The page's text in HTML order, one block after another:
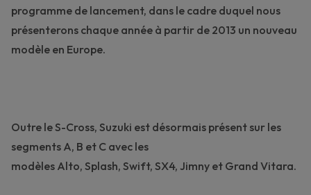
programme de lancement, dans le cadre duquel nous
présenterons chaque année à partir de 2013 un nouveau
modèle en Europe.
Outre le S-Cross, Suzuki est désormais présent sur les
segments A, B et C avec les
modèles Alto, Splash, Swift, SX4, Jimny et Grand Vitara.